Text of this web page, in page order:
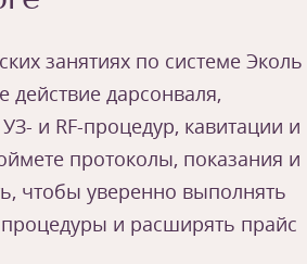
занятиях по системе Эколь
действие дарсонваля,
и RF-процедур, кавитации и
протоколы, показания и
чтобы уверенно выполнять
и расширять прайс